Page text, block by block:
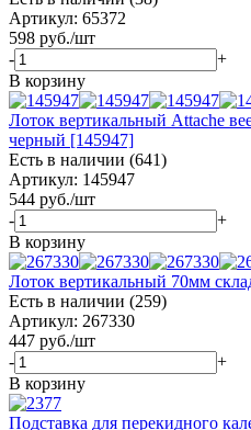
Артикул: 65372
598 руб./шт
-
+
В корзину
Лоток вертикальный Attache
черный [145947]
Есть в наличии (641)
Артикул: 145947
544 руб./шт
-
+
В корзину
Лоток вертикальный 70мм
Есть в наличии (259)
Артикул: 267330
447 руб./шт
-
+
В корзину
Подставка для перекидного